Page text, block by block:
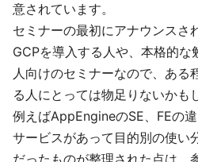
意されています。
セミナーの最初にアナウンスさ
GCPを導入する人や、本格的な
人向けのセミナーなので、ある
る人にとっては物足りないかも
例えばAppEngineのSE、FEの
サービスがあって目的別の使い
だったものが整理された点は、